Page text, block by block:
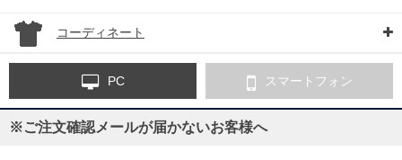
コーディネート
PC スマートフォン
※ご注文確認メールが届かないお客様へ